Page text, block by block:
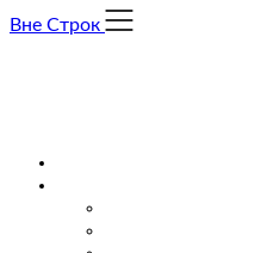
Skip
Вне Строк